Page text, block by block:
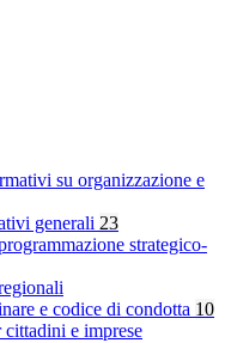
su organizzazione e
generali 23
strategico-
e codice di condotta 10
e imprese